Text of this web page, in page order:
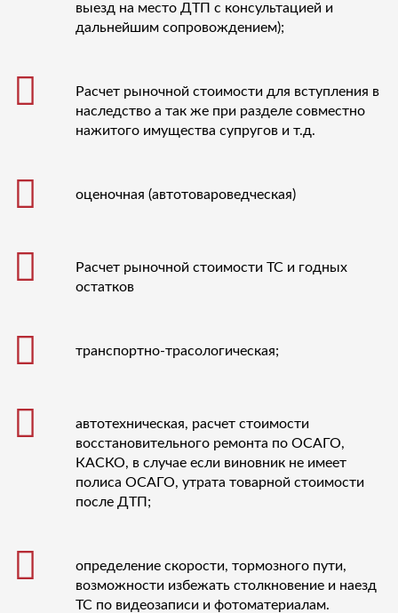
выезд на место ДТП с консультацией и
дальнейшим сопровождением);
Расчет рыночной стоимости для вступления в
наследство а так же при разделе совместно
нажитого имущества супругов и т.д.
оценочная (автотовароведческая)
Расчет рыночной стоимости ТС и годных
остатков
транспортно-трасологическая;
автотехническая, расчет стоимости
восстановительного ремонта по ОСАГО,
КАСКО, в случае если виновник не имеет
полиса ОСАГО, утрата товарной стоимости
после ДТП;
определение скорости, тормозного пути,
возможности избежать столкновение и наезд
ТС по видеозаписи и фотоматериалам.